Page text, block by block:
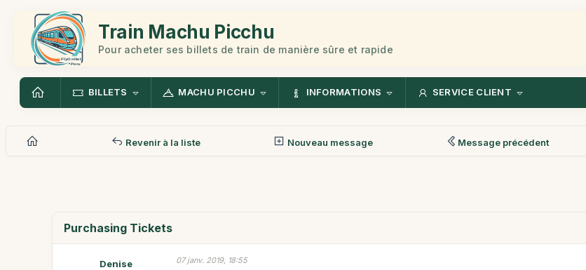
Train Machu Picchu
Pour acheter ses billets de train de manière sûre et rapide
BILLETS MACHU PICCHU INFORMATIONS SERVICE CLIENT
Revenir à la liste Nouveau message Message précédent
Purchasing Tickets
Denise 07 janv. 2019, 18:55